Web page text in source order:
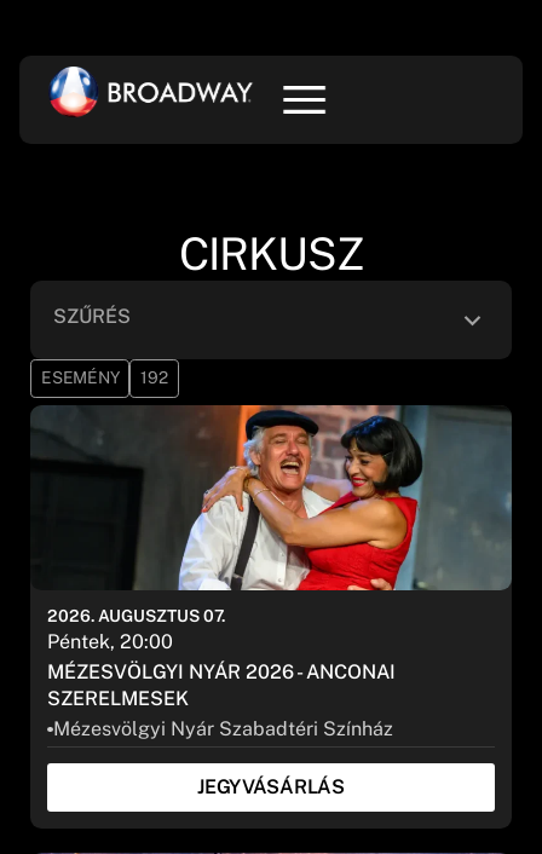
CIRKUSZ
SZŰRÉS
Cirkusz ×
Alkategória
Szűrők törlése
ESEMÉNY 192
MÉZESVÖLGYI NYÁR 2026 - ANCONAI
SZERELMESEK
Mézesvölgyi Nyár Szabadtéri Színház
2026. AUGUSZTUS 07.
Péntek, 20:00
JEGYVÁSÁRLÁS